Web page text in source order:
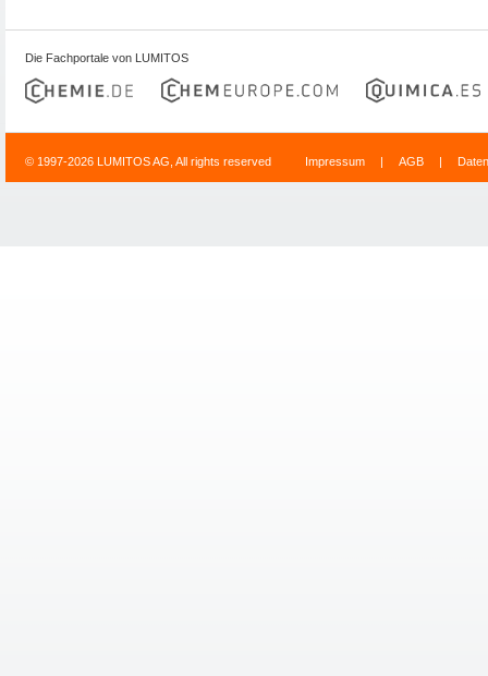
Die Fachportale von LUMITOS
© 1997-2026 LUMITOS AG, All rights reserved Impressum | AGB |